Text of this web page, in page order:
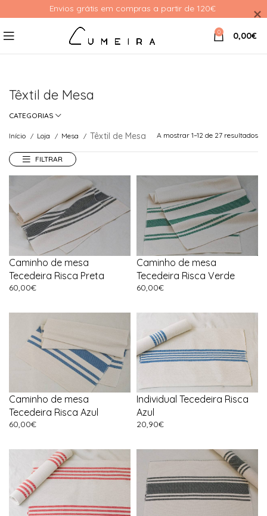
0 0,00€
Têxtil de Mesa
CATEGORIAS
Início Loja Mesa Têxtil de Mesa A mostrar 1–12 de 27 resultados
FILTRAR
Caminho de mesa
Tecedeira Risca Preta
60,00€
Caminho de mesa
Tecedeira Risca Verde
60,00€
Caminho de mesa
Tecedeira Risca Azul
60,00€
Individual Tecedeira Risca
Azul
20,90€
Envios grátis em compras a partir de 120€